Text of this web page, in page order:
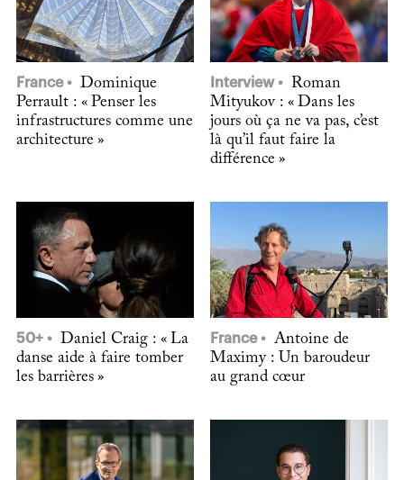
France
Dominique
Perrault : « Penser les
infrastructures comme une
architecture »
Interview
Roman
Mityukov : « Dans les
jours où ça ne va pas, c’est
là qu’il faut faire la
différence »
50+
Daniel Craig : « La
danse aide à faire tomber
les barrières »
France
Antoine de
Maximy : Un baroudeur
au grand cœur